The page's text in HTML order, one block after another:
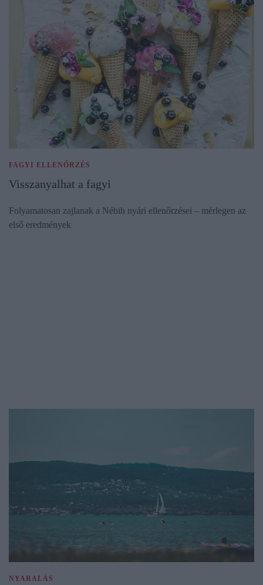
FAGYI ELLENŐRZÉS
Visszanyalhat a fagyi
Folyamatosan zajlanak a Nébih nyári ellenőrzései – mérlegen az
első eredmények
NYARALÁS